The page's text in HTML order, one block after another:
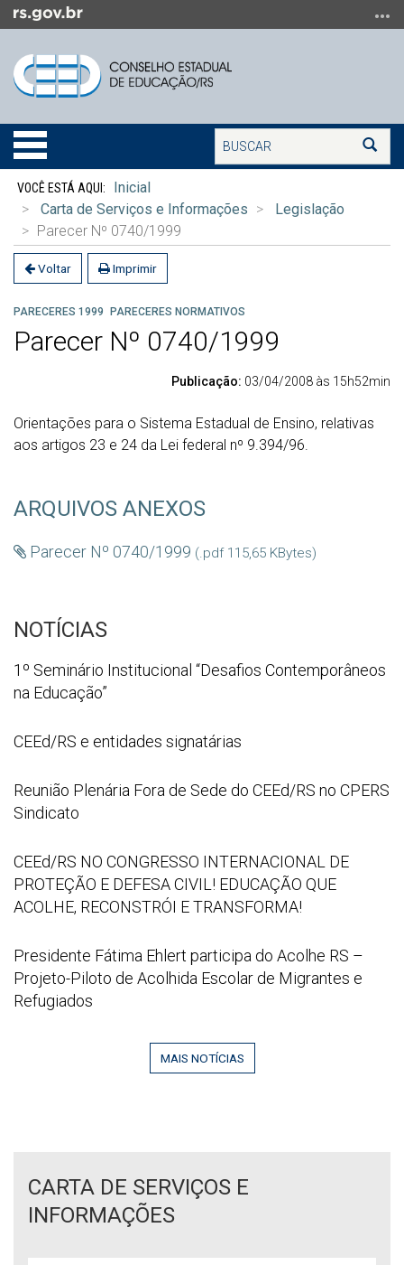
para
conteúdo
menu
para
busca
Alterna
a
navegação
Buscar
Início
conteúdo
Inicial
Carta de Serviços e Informações
Legislação
Parecer Nº 0740/1999
Voltar Imprimir
PARECERES 1999 PARECERES NORMATIVOS
Parecer Nº 0740/1999
Publicação: 03/04/2008 às 15h52min
Orientações para o Sistema Estadual de Ensino, relativas
aos artigos 23 e 24 da Lei federal nº 9.394/96.
ARQUIVOS ANEXOS
Parecer Nº 0740/1999 (.pdf 115,65 KBytes)
NOTÍCIAS
1º
Seminário
“Desafios
Contemporâneos
Educação”
1º Seminário Institucional “Desafios Contemporâneos
na Educação”
WhatsApp
2026
07
16
52
53
CEEd/RS e entidades signatárias
Reunião
Plenária
de
Sede
do
CEEd/RS
CPERS
Sindicato
Reunião Plenária Fora de Sede do CEEd/RS no CPERS
Sindicato
CEEd/RS
NO
CONGRESSO
DE
PROTEÇÃO
E
DEFESA
CEEd/RS NO CONGRESSO INTERNACIONAL DE
PROTEÇÃO E DEFESA CIVIL! EDUCAÇÃO QUE
ACOLHE, RECONSTRÓI E TRANSFORMA!
Captura
de
tela
Presidente Fátima Ehlert participa do Acolhe RS –
Projeto-Piloto de Acolhida Escolar de Migrantes e
Refugiados
MAIS NOTÍCIAS
CARTA DE SERVIÇOS E
INFORMAÇÕES